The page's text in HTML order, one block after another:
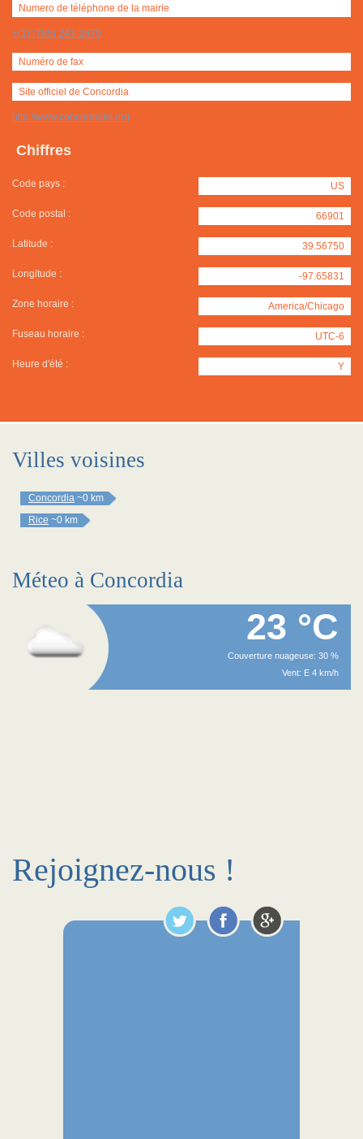
Numero de téléphone de la mairie
+(1) (785) 243-2670
Numéro de fax
Site officiel de Concordia
http://www.concordiaks.org
Chiffres
Code pays : US
Code postal : 66901
Latitude : 39.56750
Longitude : -97.65831
Zone horaire : America/Chicago
Fuseau horaire : UTC-6
Heure d'été : Y
Villes voisines
Concordia ~0 km
Rice ~0 km
Méteo à Concordia
23 °C
Couverture nuageuse: 30 %
Vent: E 4 km/h
Rejoignez-nous !